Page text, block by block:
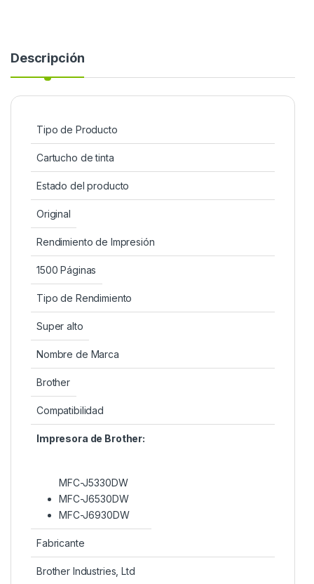
Descripción
Tipo de Producto
Cartucho de tinta
Estado del producto
Original
Rendimiento de Impresión
1500 Páginas
Tipo de Rendimiento
Super alto
Nombre de Marca
Brother
Compatibilidad
Impresora de Brother:
MFC-J5330DW
MFC-J6530DW
MFC-J6930DW
Fabricante
Brother Industries, Ltd